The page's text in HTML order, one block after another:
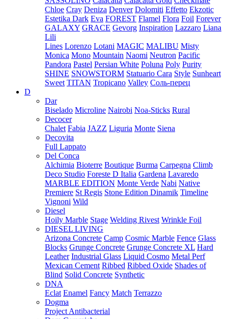
Chloe Cray Deniza Denver Dolomiti Effetto Ekzotic
Estetika Dark Eva FOREST Flamel Flora Foil Forever
GALAXY GRACE Gevorg Inspiration Lazzaro Liana
Lili
Lines Lorenzo Lotani MAGIC MALIBU Misty
Monica Mono Mountain Naomi Neutron Pacific
Pandora Pastel Persian White Poluna Poly Purity
SHINE SNOWSTORM Statuario Cara Style Sunheart
Sweet TITAN Tropicano Valley Соль-перец
D
Dar
Biselado Microline Nairobi Noa-Sticks Rural
Decocer
Chalet Fabia JAZZ Liguria Monte Siena
Decovita
Full Lappato
Del Conca
Alchimia Bioterre Boutique Burma Carpegna Climb
Deco Studio Foreste D Italia Gardena Lavaredo
MARBLE EDITION Monte Verde Nabi Native
Premiere St Regis Stone Edition Dinamik Timeline
Vignoni Wild
Diesel
Hoily Marble Stage Welding Rivest Wrinkle Foil
DIESEL LIVING
Arizona Concrete Camp Cosmic Marble Fence Glass
Blocks Grunge Concrete Grunge Concrete XL Hard
Leather Industrial Glass Liquid Cosmo Metal Perf
Mexican Cement Ribbed Ribbed Oxide Shades of
Blind Solid Concrete Synthetic
DNA
Eclat Enamel Fancy Match Terrazzo
Dogma
Project Antibacterial